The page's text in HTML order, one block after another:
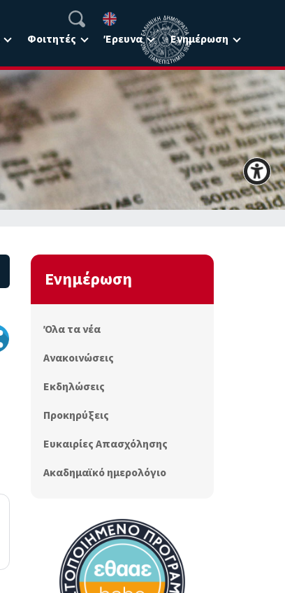
Φοιτητές Έρευνα Ενημέρωση
Ενημέρωση
Όλα τα νέα
Ανακοινώσεις
Εκδηλώσεις
Προκηρύξεις
Ευκαιρίες Απασχόλησης
Ακαδημαϊκό ημερολόγιο